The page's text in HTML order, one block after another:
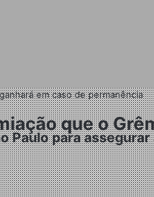
em caso de permanência
que o
para assegurar